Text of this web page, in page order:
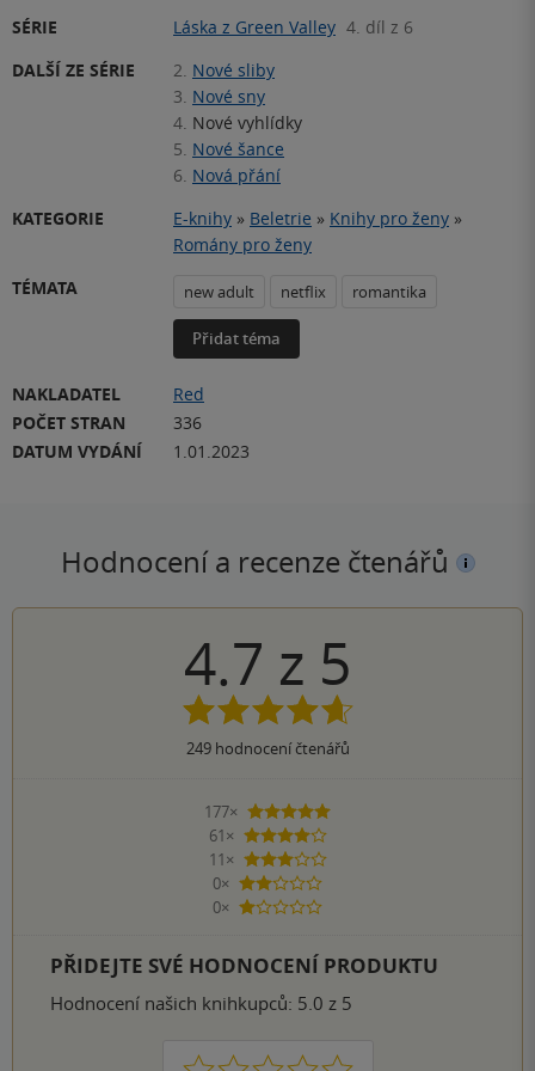
SÉRIE Láska z Green Valley 4. díl z 6
DALŠÍ ZE SÉRIE
2. Nové sliby
3. Nové sny
4. Nové vyhlídky
5. Nové šance
6. Nová přání
KATEGORIE
E-knihy » Beletrie » Knihy pro ženy »
Romány pro ženy
TÉMATA
new adult netflix romantika
Přidat téma
NAKLADATEL
Red
POČET STRAN
336
DATUM VYDÁNÍ
1.01.2023
Hodnocení a recenze čtenářů
4.7 z 5
249hodnocení čtenářů
177×
5 hvězdiček
61×
4 hvězdičky
11×
3 hvězdičky
0×
2 hvězdičky
0×
1 hvezdička
PŘIDEJTE SVÉ HODNOCENÍ PRODUKTU
Hodnocení našich knihkupců: 5.0 z 5